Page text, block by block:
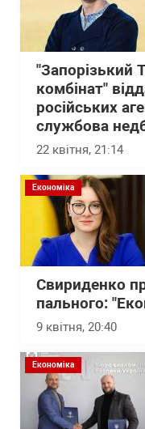
"Запорізький
комбінат"
російських
службова
22 квітня, 21:14
Економіка
Свириденко
пального:
9 квітня, 20:40
Економіка